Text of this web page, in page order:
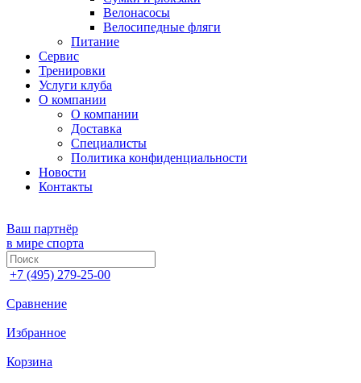
Велонасосы
Велосипедные фляги
Питание
Сервис
Тренировки
Услуги клуба
О компании
О компании
Доставка
Специалисты
Политика конфиденциальности
Новости
Контакты
Ваш партнёр
в мире спорта
+7 (495) 279-25-00
Сравнение
Избранное
Корзина